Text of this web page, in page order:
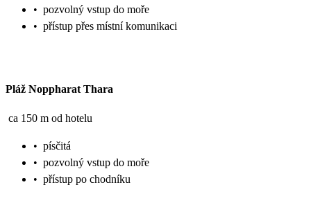
• pozvolný vstup do moře
• přístup přes místní komunikaci
Pláž Noppharat Thara
ca 150 m od hotelu
• písčitá
• pozvolný vstup do moře
• přístup po chodníku